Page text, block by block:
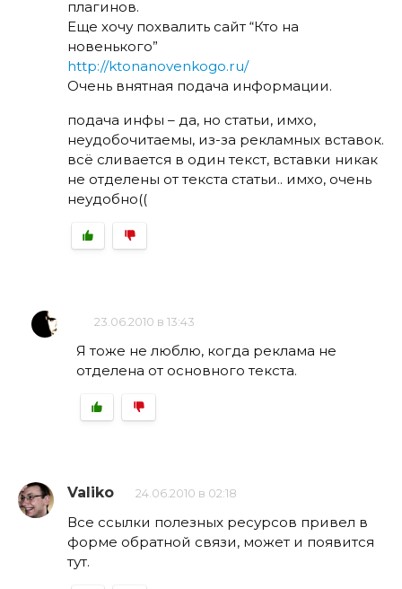
плагинов.
Еще хочу похвалить сайт “Кто на
новенького”
http://ktonanovenkogo.ru/
Очень внятная подача информации.
подача инфы – да, но статьи, имхо,
неудобочитаемы, из-за рекламных вставок.
всё сливается в один текст, вставки никак
не отделены от текста статьи.. имхо, очень
неудобно((
23.06.2010 в 13:43
Я тоже не люблю, когда реклама не
отделена от основного текста.
Valiko 24.06.2010 в 02:18
Все ссылки полезных ресурсов привел в
форме обратной связи, может и появится
тут.